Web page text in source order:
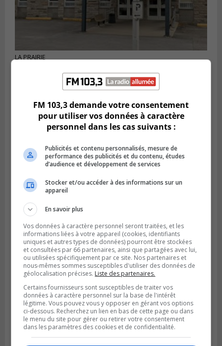
LA PRAIRIE
La Prairie loue des espaces de glace
jusqu’en avril 2027
LA PRAIRIE
Publié le 4 août 2026 à 15h50
Le mur du rempart de La Prairie retrouve
sa jeunesse
FM 103,3 demande votre consentement
pour utiliser vos données à caractère
personnel dans les cas suivants :
Publicités et contenu personnalisés, mesure de
performance des publicités et du contenu, études
d’audience et développement de services
Stocker et/ou accéder à des informations sur un
appareil
En savoir plus
Vos données à caractère personnel seront traitées, et les
informations liées à votre appareil (cookies, identifiants
uniques et autres types de données) pourront être stockées
et consultées par 66 partenaires, ainsi que partagées avec lui,
ou utilisées spécifiquement par ce site. Nos partenaires et
nous-mêmes sommes susceptibles d'utiliser des données de
géolocalisation précises. Liste des partenaires.
Certains fournisseurs sont susceptibles de traiter vos
données à caractère personnel sur la base de l'intérêt
légitime. Vous pouvez vous y opposer en gérant vos options
ci-dessous. Recherchez un lien en bas de cette page ou dans
le menu du site pour gérer ou retirer votre consentement
dans les paramètres des cookies et de confidentialité.